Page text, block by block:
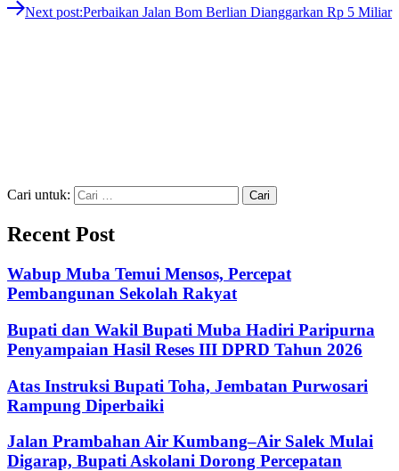
Next post:Perbaikan Jalan Bom Berlian Dianggarkan Rp 5 Miliar
Cari untuk:
Recent Post
Wabup Muba Temui Mensos, Percepat
Pembangunan Sekolah Rakyat
Bupati dan Wakil Bupati Muba Hadiri Paripurna
Penyampaian Hasil Reses III DPRD Tahun 2026
Atas Instruksi Bupati Toha, Jembatan Purwosari
Rampung Diperbaiki
Jalan Prambahan Air Kumbang–Air Salek Mulai
Digarap, Bupati Askolani Dorong Percepatan